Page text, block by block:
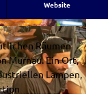
Website
Räumen
Murnau. Ein Ort,
Lampen,